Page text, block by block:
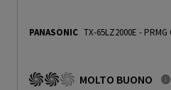
PANASONIC TX-65LZ2000E - PRMG
MOLTO BUONO